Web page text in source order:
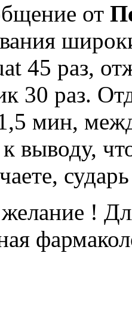
от
45 раз,
30 раз.
мин,
выводу,
!